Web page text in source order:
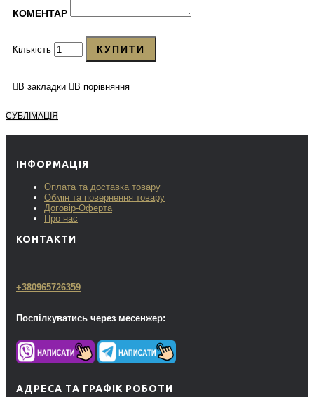
КОМЕНТАР
Кількість КУПИТИ
В закладки В порівняння
СУБЛІМАЦІЯ
ІНФОРМАЦІЯ
Оплата та доставка товару
Обмін та повернення товару
Договір-Оферта
Про нас
КОНТАКТИ
+380965726359
Поспілкуватись через месенжер:
АДРЕСА ТА ГРАФІК РОБОТИ